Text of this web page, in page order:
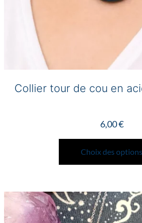
Collier tour de cou en
6,00€
Choix des options